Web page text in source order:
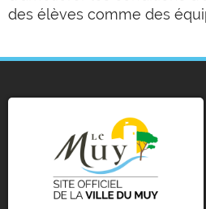
des élèves comme des